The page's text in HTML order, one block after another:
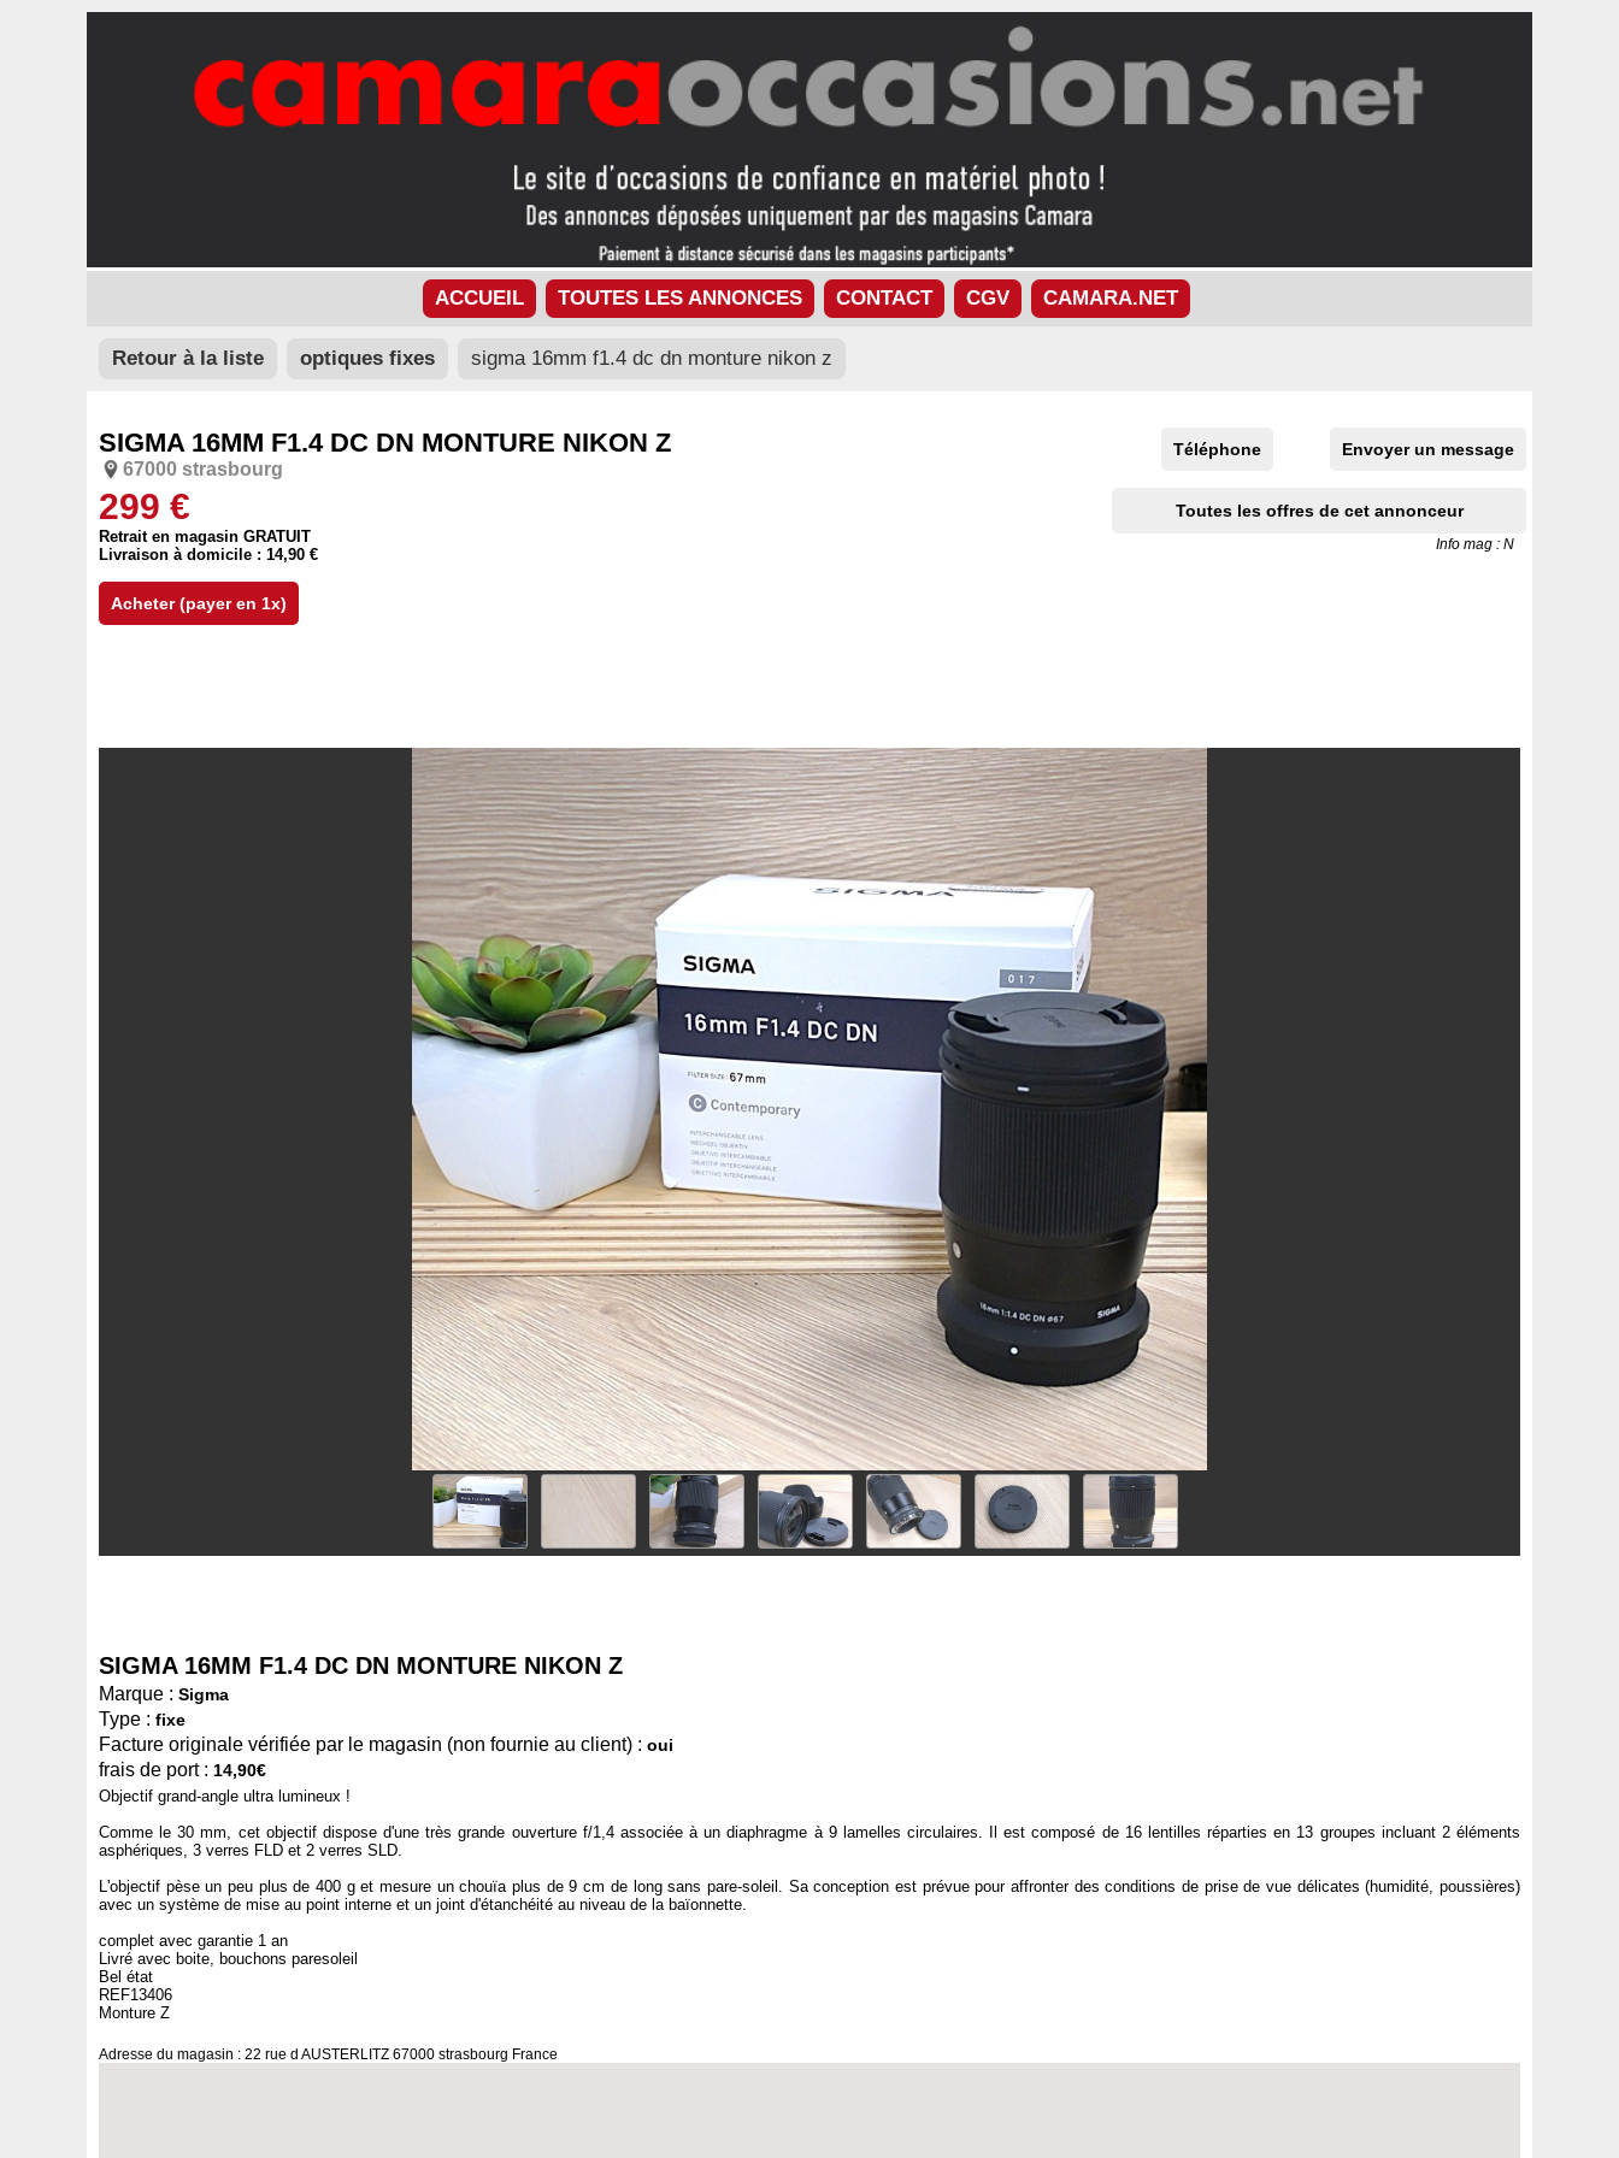
ACCUEIL TOUTES LES ANNONCES CONTACT CGV CAMARA.NET
Retour à la liste optiques fixes sigma 16mm f1.4 dc dn monture nikon z
SIGMA 16MM F1.4 DC DN MONTURE NIKON Z
67000 strasbourg
299 €
Retrait en magasin GRATUIT
Livraison à domicile : 14,90 €
Acheter (payer en 1x)
Téléphone Envoyer un message
Toutes les offres de cet annonceur
Info mag : N
SIGMA 16MM F1.4 DC DN MONTURE NIKON Z
Marque : Sigma
Type : fixe
Facture originale vérifiée par le magasin (non fournie au client) : oui
frais de port : 14,90€
Objectif grand-angle ultra lumineux !
Comme le 30 mm, cet objectif dispose d'une très grande ouverture f/1,4 associée à un diaphragme à 9 lamelles circulaires. Il est composé de 16 lentilles réparties en 13 groupes incluant 2 éléments
asphériques, 3 verres FLD et 2 verres SLD.
L'objectif pèse un peu plus de 400 g et mesure un chouïa plus de 9 cm de long sans pare-soleil. Sa conception est prévue pour affronter des conditions de prise de vue délicates (humidité, poussières)
avec un système de mise au point interne et un joint d'étanchéité au niveau de la baïonnette.
complet avec garantie 1 an
Livré avec boite, bouchons paresoleil
Bel état
REF13406
Monture Z
Adresse du magasin : 22 rue d AUSTERLITZ 67000 strasbourg France